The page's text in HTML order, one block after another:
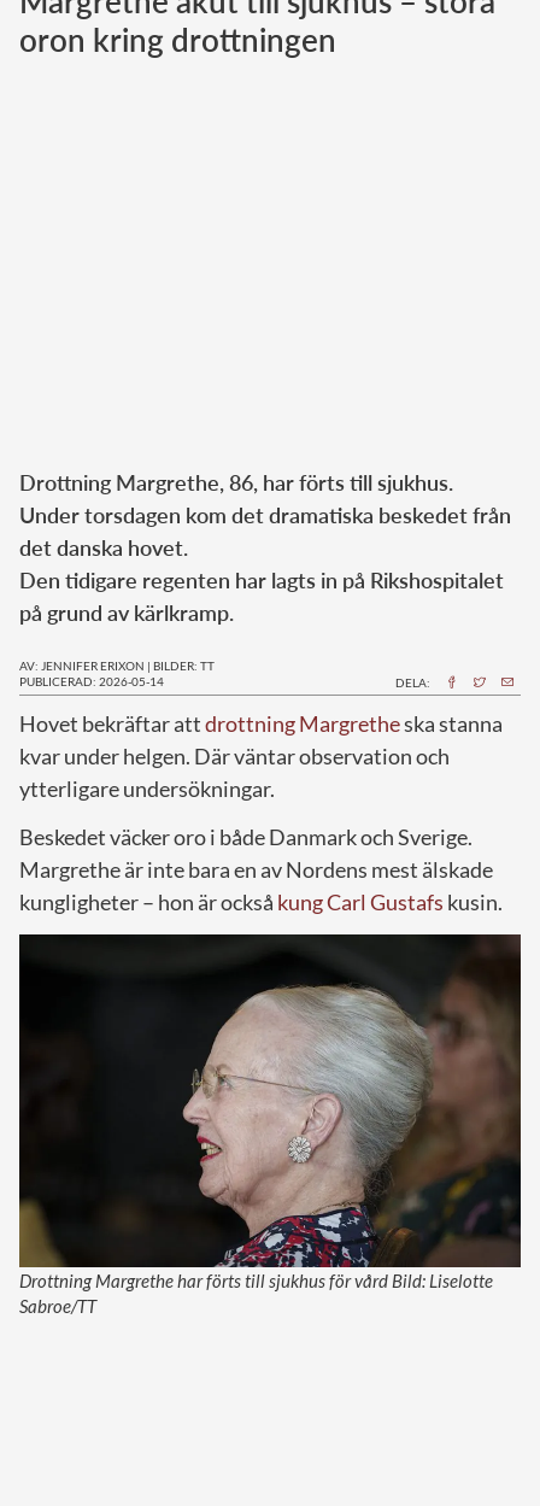
Norska kungahuset
oron kring drottningen
Drottning Margrethe, 86, har förts till sjukhus.
Under torsdagen kom det dramatiska beskedet från
det danska hovet.
Den tidigare regenten har lagts in på Rikshospitalet
på grund av kärlkramp.
AV: JENNIFER ERIXON | BILDER: TT
PUBLICERAD: 2026-05-14
DELA:
Hovet bekräftar attdrottning Margretheska stanna
kvar under helgen. Där väntar observation och
ytterligare undersökningar.
Beskedet väcker oro i både Danmark och Sverige.
Margrethe är inte bara en av Nordens mest älskade
kungligheter – hon är också kung Carl Gustafs kusin.
Drottning Margrethe har förts till sjukhus för vård Bild: Liselotte
Sabroe/TT